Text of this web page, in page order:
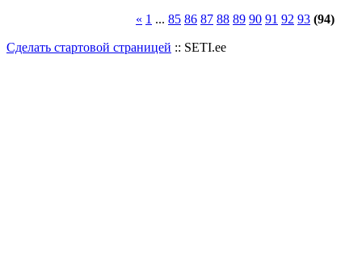
« 1 ... 85 86 87 88 89 90 91 92 93 (94)
Сделать стартовой страницей :: SETI.ee